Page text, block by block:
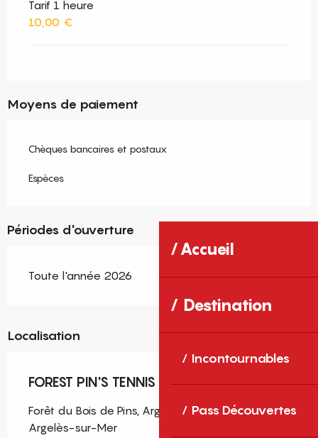
Accueil
Destination
Incontournables
Pass Découvertes
Tarif 1 heure
10,00 €
Moyens de paiement
Chèques bancaires et postaux
Espèces
Périodes d'ouverture
Toute l'année 2026
Localisation
FOREST PIN'S TENNIS
Forêt du Bois de Pins, Argelès-Plage, 66700
Argelès-sur-Mer